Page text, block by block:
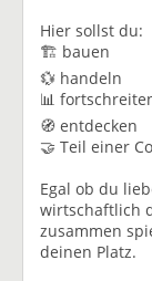
Hier sollst du:
🏗️ bauen
💱 handeln
📊
🧭 entdecken
🤝 Teil einer
Egal ob du
wirtschaftlich
zusammen
deinen Platz.